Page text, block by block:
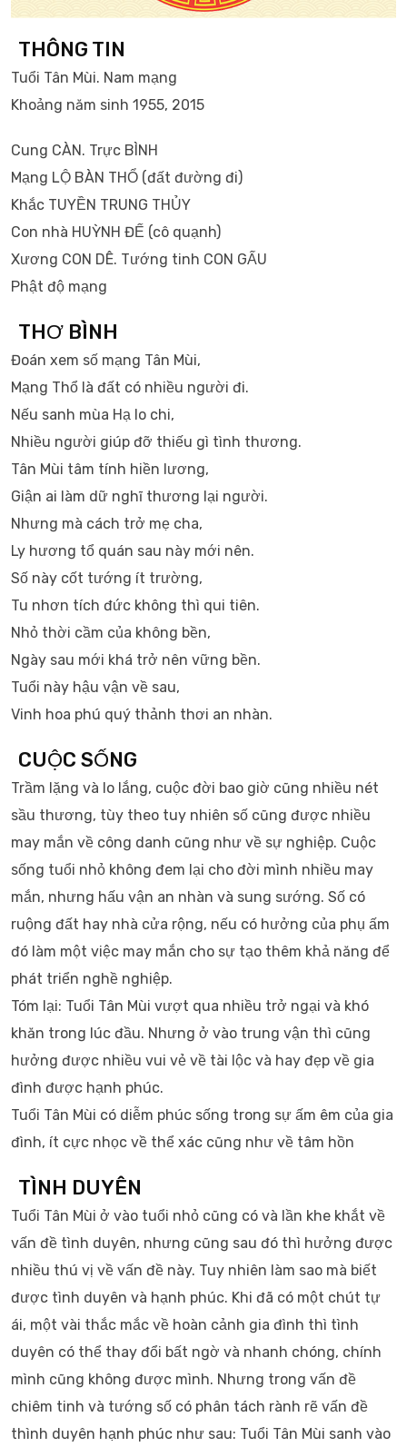
THÔNG TIN
Tuổi Tân Mùi. Nam mạng
Khoảng năm sinh 1955, 2015
Cung CÀN. Trực BÌNH
Mạng LỘ BÀN THỔ (đất đường đi)
Khắc TUYỀN TRUNG THỦY
Con nhà HUỲNH ĐẾ (cô quạnh)
Xương CON DÊ. Tướng tinh CON GẤU
Phật độ mạng
THƠ BÌNH
Đoán xem số mạng Tân Mùi,
Mạng Thổ là đất có nhiều người đi.
Nếu sanh mùa Hạ lo chi,
Nhiều người giúp đỡ thiếu gì tình thương.
Tân Mùi tâm tính hiền lương,
Giận ai làm dữ nghĩ thương lại người.
Nhưng mà cách trở mẹ cha,
Ly hương tổ quán sau này mới nên.
Số này cốt tướng ít trường,
Tu nhơn tích đức không thì qui tiên.
Nhỏ thời cầm của không bền,
Ngày sau mới khá trở nên vững bền.
Tuổi này hậu vận về sau,
Vinh hoa phú quý thảnh thơi an nhàn.
CUỘC SỐNG
Trầm lặng và lo lắng, cuộc đời bao giờ cũng nhiều nét
sầu thương, tùy theo tuy nhiên số cũng được nhiều
may mắn về công danh cũng như về sự nghiệp. Cuộc
sống tuổi nhỏ không đem lại cho đời mình nhiều may
mắn, nhưng hấu vận an nhàn và sung sướng. Số có
ruộng đất hay nhà cửa rộng, nếu có hưởng của phụ ấm
đó làm một việc may mắn cho sự tạo thêm khả năng để
phát triển nghề nghiệp.
Tóm lại: Tuổi Tân Mùi vượt qua nhiều trở ngại và khó
khăn trong lúc đầu. Nhưng ở vào trung vận thì cũng
hưởng được nhiều vui vẻ về tài lộc và hay đẹp về gia
đình được hạnh phúc.
Tuổi Tân Mùi có diễm phúc sống trong sự ấm êm của gia
đình, ít cực nhọc về thể xác cũng như về tâm hồn
TÌNH DUYÊN
Tuổi Tân Mùi ở vào tuổi nhỏ cũng có và lần khe khắt về
vấn đề tình duyên, nhưng cũng sau đó thì hưởng được
nhiều thú vị về vấn đề này. Tuy nhiên làm sao mà biết
được tình duyên và hạnh phúc. Khi đã có một chút tự
ái, một vài thắc mắc về hoàn cảnh gia đình thì tình
duyên có thể thay đổi bất ngờ và nhanh chóng, chính
mình cũng không được mình. Nhưng trong vấn đề
chiêm tinh và tướng số có phân tách rành rẽ vấn đề
thình duyên hạnh phúc như sau: Tuổi Tân Mùi sanh vào